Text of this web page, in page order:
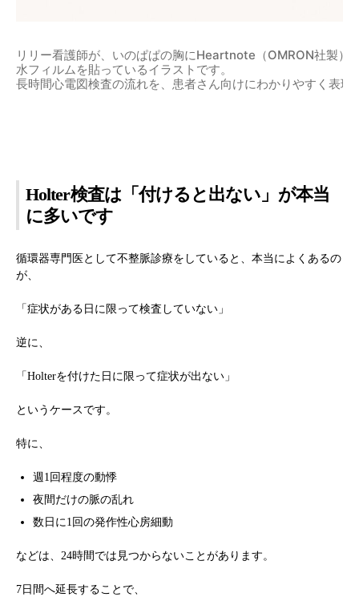
リリー看護師が、いのぱぱの胸にHeartnote（OMRON社製）
水フィルムを貼っているイラストです。
長時間心電図検査の流れを、患者さん向けにわかりやすく表現
Holter検査は「付けると出ない」が本当
に多いです
循環器専門医として不整脈診療をしていると、本当によくあるの
が、
「症状がある日に限って検査していない」
逆に、
「Holterを付けた日に限って症状が出ない」
というケースです。
特に、
週1回程度の動悸
夜間だけの脈の乱れ
数日に1回の発作性心房細動
などは、24時間では見つからないことがあります。
7日間へ延長することで、